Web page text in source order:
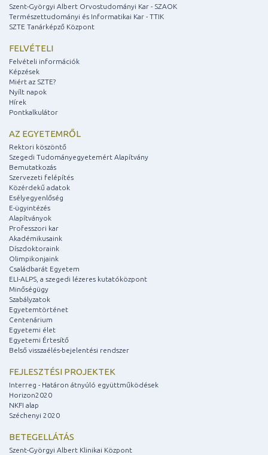
Szent-Györgyi Albert Orvostudományi Kar - SZAOK
Természettudományi és Informatikai Kar - TTIK
SZTE Tanárképző Központ
FELVÉTELI
Felvételi információk
Képzések
Miért az SZTE?
Nyílt napok
Hírek
Pontkalkulátor
AZ EGYETEMRŐL
Rektori köszöntő
Szegedi Tudományegyetemért Alapítvány
Bemutatkozás
Szervezeti felépítés
Közérdekű adatok
Esélyegyenlőség
E-ügyintézés
Alapítványok
Professzori kar
Akadémikusaink
Díszdoktoraink
Olimpikonjaink
Családbarát Egyetem
ELI-ALPS, a szegedi lézeres kutatóközpont
Minőségügy
Szabályzatok
Egyetemtörténet
Centenárium
Egyetemi élet
Egyetemi Értesítő
Belső visszaélés-bejelentési rendszer
FEJLESZTÉSI PROJEKTEK
Interreg - Határon átnyúló együttműködések
Horizon2020
NKFI alap
Széchenyi 2020
BETEGELLÁTÁS
Szent-Györgyi Albert Klinikai Központ